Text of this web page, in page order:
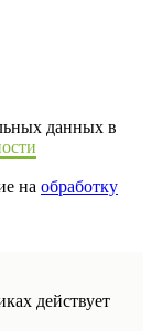
данных в
на обработку
действует